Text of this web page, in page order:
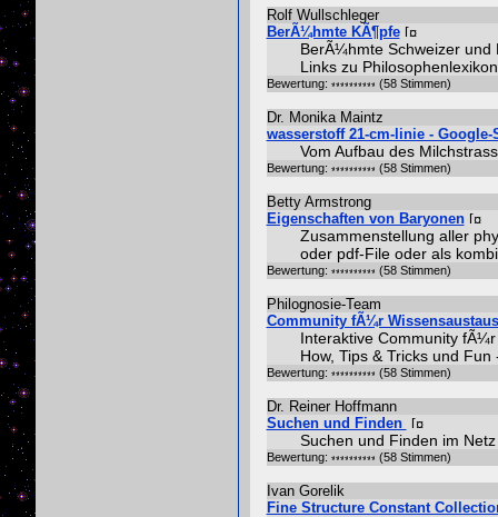
Rolf Wullschleger
BerÃ¼hmte KÃ¶pfe
BerÃ¼hmte Schweizer und
Links zu
Bewertung: (58 Stimmen)
Dr. Monika Maintz
wasserstoff 21-cm-linie - Google-
Vom Aufbau des
Bewertung: (58 Stimmen)
Betty Armstrong
Eigenschaften von Baryonen
Zusammenstellung aller
oder pdf-File oder als
Bewertung: (58 Stimmen)
Philognosie-Team
Community fÃ¼r
Interaktive Community
How, Tips & Tricks und
Bewertung: (58 Stimmen)
Dr. Reiner Hoffmann
Suchen und Finden
Suchen und Finden im
Bewertung: (58 Stimmen)
Ivan Gorelik
Fine Structure Constant